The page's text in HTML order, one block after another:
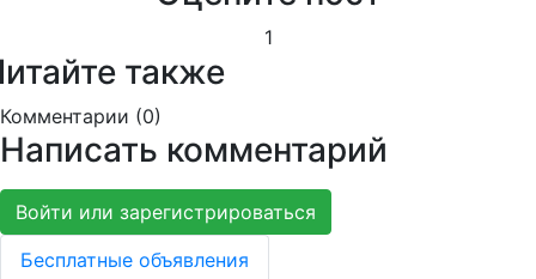
1
также
Комментарии (0)
Написать комментарий
Войти или зарегистрироваться
Бесплатные объявления